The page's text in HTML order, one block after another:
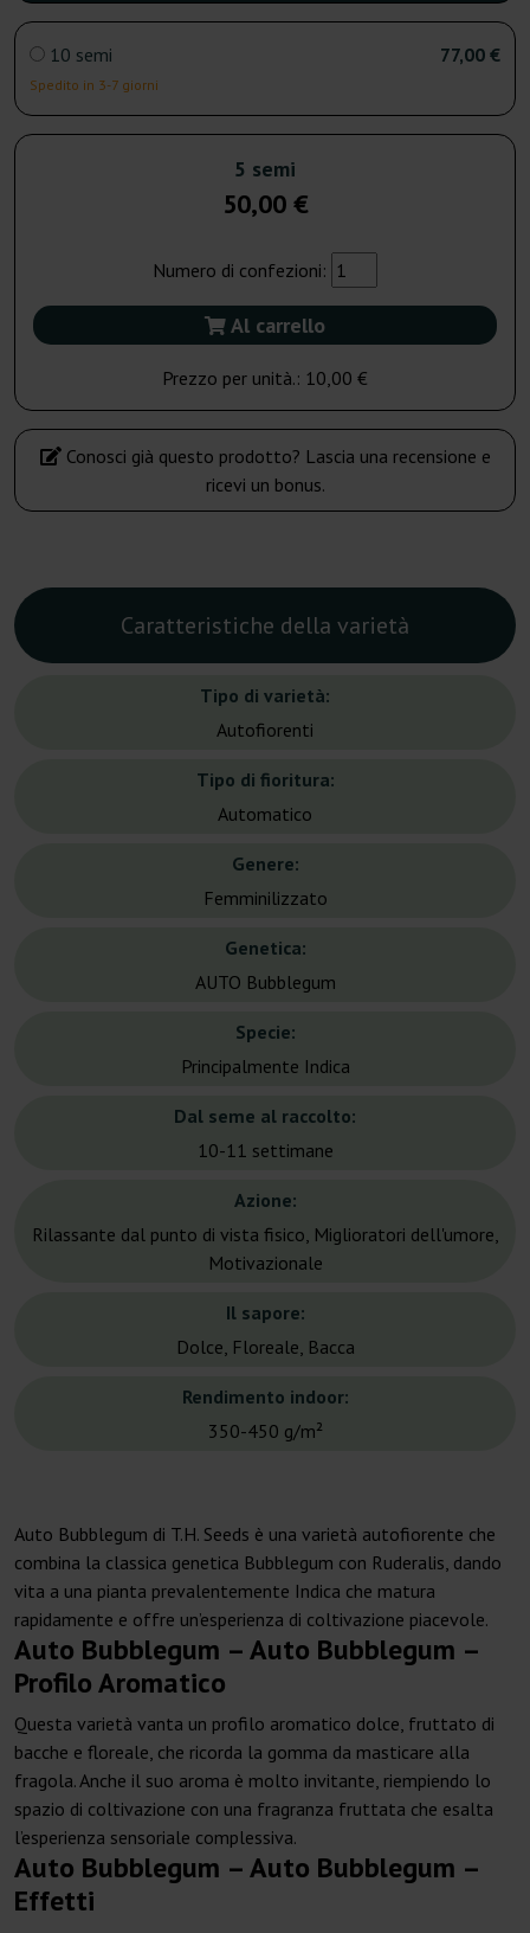
10 semi
Spedito in 3-7 giorni
77,00 €
5 semi
50,00 €
Numero di confezioni:
Al carrello
Prezzo per unità.: 10,00 €
Conosci già questo prodotto? Lascia una recensione e
ricevi un bonus.
Caratteristiche della varietà
Tipo di varietà:
Autofiorenti
Tipo di fioritura:
Automatico
Genere:
Femminilizzato
Genetica:
AUTO Bubblegum
Specie:
Principalmente Indica
Dal seme al raccolto:
10-11 settimane
Azione:
Rilassante dal punto di vista fisico, Miglioratori dell'umore,
Motivazionale
Il sapore:
Dolce, Floreale, Bacca
Rendimento indoor:
350-450 g/m²
Auto Bubblegum di T.H. Seeds è una varietà autofiorente che
combina la classica genetica Bubblegum con Ruderalis, dando
vita a una pianta prevalentemente Indica che matura
rapidamente e offre un’esperienza di coltivazione piacevole.
Auto Bubblegum – Auto Bubblegum –
Profilo Aromatico
Questa varietà vanta un profilo aromatico dolce, fruttato di
bacche e floreale, che ricorda la gomma da masticare alla
fragola. Anche il suo aroma è molto invitante, riempiendo lo
spazio di coltivazione con una fragranza fruttata che esalta
l’esperienza sensoriale complessiva.
Auto Bubblegum – Auto Bubblegum –
Effetti